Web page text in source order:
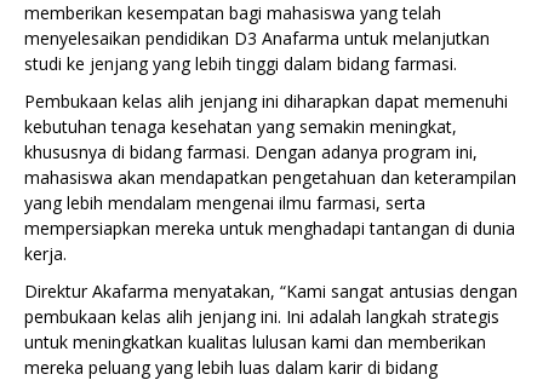
memberikan kesempatan bagi mahasiswa yang telah
menyelesaikan pendidikan D3 Anafarma untuk melanjutkan
studi ke jenjang yang lebih tinggi dalam bidang farmasi.
Pembukaan kelas alih jenjang ini diharapkan dapat memenuhi
kebutuhan tenaga kesehatan yang semakin meningkat,
khususnya di bidang farmasi. Dengan adanya program ini,
mahasiswa akan mendapatkan pengetahuan dan keterampilan
yang lebih mendalam mengenai ilmu farmasi, serta
mempersiapkan mereka untuk menghadapi tantangan di dunia
kerja.
Direktur Akafarma menyatakan, “Kami sangat antusias dengan
pembukaan kelas alih jenjang ini. Ini adalah langkah strategis
untuk meningkatkan kualitas lulusan kami dan memberikan
mereka peluang yang lebih luas dalam karir di bidang